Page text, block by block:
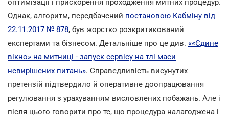
оптимізації і прискорення проходження митних процедур.
Однак, алгоритм, передбачений постановою Кабміну від
22.11.2017 № 878, був жорстко розкритикований
експертами та бізнесом. Детальніше про це див. ««Єдине
вікно» на митниці - запуск сервісу на тлі маси
невирішених питань». Справедливість висунутих
претензій підтвердило й оперативне доопрацювання
регулювання з урахуванням висловлених побажань. Але і
після цього говорити про те, що процедура налагоджена і